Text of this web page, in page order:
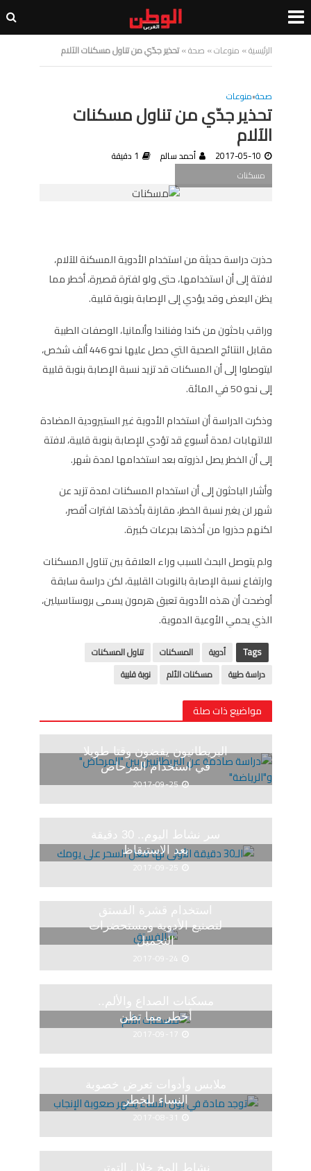
الرئيسية» منوعات» صحة»تحذير جدّي من تناول مسكنات الآلام
صحة•منوعات
تحذير جدّي من تناول مسكنات
الآلام
2017-05-10 أحمد سالم
1 دقيقة
مسكنات
حذرت دراسة حديثة من استخدام الأدوية المسكنة للآلام،
لافتة إلى أن استخدامها، حتى ولو لفترة قصيرة، أخطر مما
يظن البعض وقد يؤدي إلى الإصابة بنوبة قلبية.
وراقب باحثون من كندا وفنلندا وألمانيا، الوصفات الطبية
مقابل النتائج الصحية التي حصل عليها نحو 446 ألف شخص،
ليتوصلوا إلى أن المسكنات قد تزيد نسبة الإصابة بنوبة قلبية
إلى نحو 50 في المائة.
وذكرت الدراسة أن استخدام الأدوية غير الستيرودية المضادة
للالتهابات لمدة أسبوع قد تؤدي للإصابة بنوبة قلبية، لافتة
إلى أن الخطر يصل لذروته بعد استخدامها لمدة شهر.
وأشار الباحثون إلى أن استخدام المسكنات لمدة تزيد عن
شهر لن يغير نسبة الخطر، مقارنة بأخذها لفترات أقصر،
لكنهم حذروا من أخذها بجرعات كبيرة.
ولم يتوصل البحث للسبب وراء العلاقة بين تناول المسكنات
وارتفاع نسبة الإصابة بالنوبات القلبية، لكن دراسة سابقة
أوضحت أن هذه الأدوية تعيق هرمون يسمى بروستاسيلين،
الذي يحمي الأوعية الدموية.
Tags أدوية المسكنات
تناول المسكنات
دراسة طبية
مسكنات الألم نوبة قلبية
مواضيع ذات صلة
البريطانيون يقضون وقتا طويلا
في استخدام المرحاض
2017-09-25
سر نشاط اليوم.. 30 دقيقة
بعد الاستيقاظ
2017-09-25
استخدام قشرة الفستق
لتصنيع الأدوية ومستحضرات
التجميل
2017-09-24
مسكنات الصداع والألم..
أخطر مما تظن
2017-09-17
ملابس وأدوات تعرض خصوبة
النساء للخطر
2017-08-31
نشاط المخ خلال التوتر